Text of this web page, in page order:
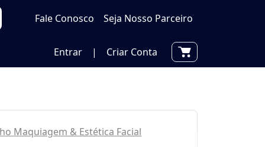
Fale Conosco Seja Nosso Parceiro
Entrar | Criar Conta
Maquiagem & Estética Facial